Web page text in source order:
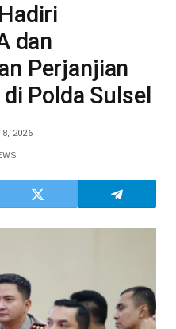
dan
Perjanjian
Polda Sulsel
8, 2026